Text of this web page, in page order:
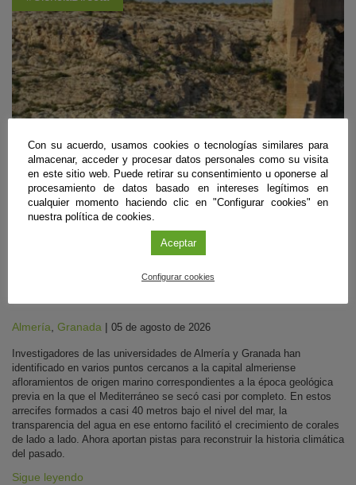
Geología
Descubren los primeros arrecifes fósiles con
crecimientos horizontales de hace 6,5 millones
Almería Granada | 05 de agosto de 2026
Investigadores de las universidades de Almería y Granada han
identificado en varios puntos cercanos a la capital almeriense
afloramientos de origen marino correspondientes a la época geológica
previa en la que el Mediterráneo se secó casi por completo. En estos
arrecifes formados a casi 40 metros bajo el nivel del mar, la
transparencia del agua en ese entorno facilitó el crecimiento de corales
de lado a lado. Ahora aportan pistas para reconstruir la historia climática
del pasado.
Sigue leyendo
Con su acuerdo, usamos cookies o tecnologías similares para
almacenar, acceder y procesar datos personales como su visita
en este sitio web. Puede retirar su consentimiento u oponerse al
procesamiento de datos basado en intereses legítimos en
cualquier momento haciendo clic en "Configurar cookies" en
nuestra política de cookies.
Aceptar
Configurar cookies